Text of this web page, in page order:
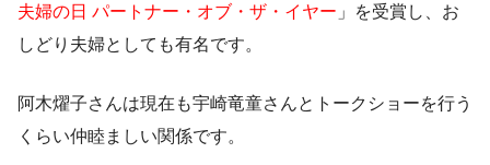
夫婦の日 パートナー・オブ・ザ・イヤー 」を受賞し、お
しどり夫婦としても有名です。
阿木燿子さんは現在も宇崎竜童さんとトークショーを行う
くらい仲睦ましい関係です。